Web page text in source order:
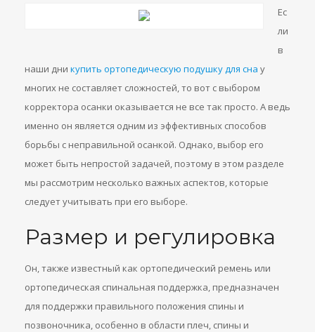
Ес
ли
в
наши дни купить ортопедическую подушку для сна у
многих не составляет сложностей, то вот с выбором
корректора осанки оказывается не все так просто. А ведь
именно он является одним из эффективных способов
борьбы с неправильной осанкой. Однако, выбор его
может быть непростой задачей, поэтому в этом разделе
мы рассмотрим несколько важных аспектов, которые
следует учитывать при его выборе.
Размер и регулировка
Он, также известный как ортопедический ремень или
ортопедическая спинальная поддержка, предназначен
для поддержки правильного положения спины и
позвоночника, особенно в области плеч, спины и